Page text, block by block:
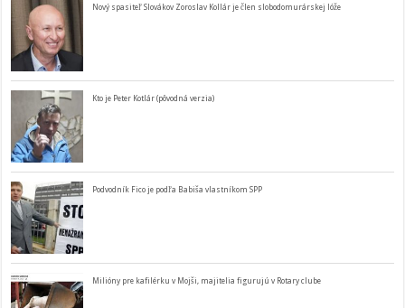
Nový spasiteľ Slovákov Zoroslav Kollár je člen slobodomurárskej lóže
Kto je Peter Kotlár (pôvodná verzia)
Podvodník Fico je podľa Babiša vlastníkom SPP
Milióny pre kafilérku v Mojši, majitelia figurujú v Rotary clube